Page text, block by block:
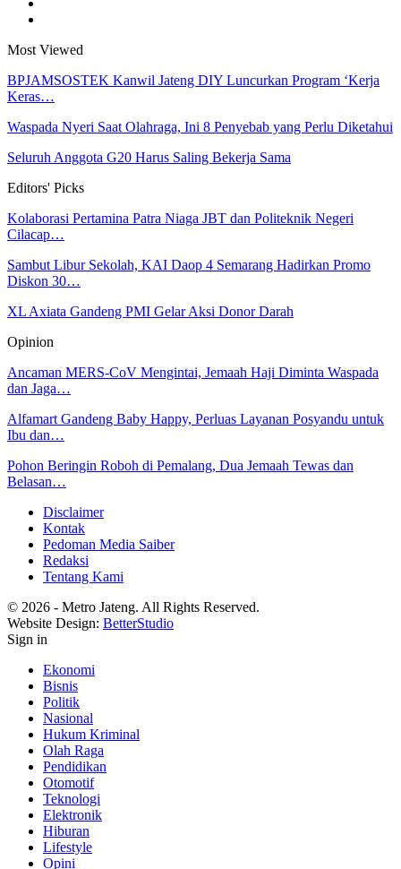
Most Viewed
BPJAMSOSTEK Kanwil Jateng DIY Luncurkan Program ‘Kerja
Keras…
Waspada Nyeri Saat Olahraga, Ini 8 Penyebab yang Perlu Diketahui
Seluruh Anggota G20 Harus Saling Bekerja Sama
Editors' Picks
Kolaborasi Pertamina Patra Niaga JBT dan Politeknik Negeri
Cilacap…
Sambut Libur Sekolah, KAI Daop 4 Semarang Hadirkan Promo
Diskon 30…
XL Axiata Gandeng PMI Gelar Aksi Donor Darah
Opinion
Ancaman MERS-CoV Mengintai, Jemaah Haji Diminta Waspada
dan Jaga…
Alfamart Gandeng Baby Happy, Perluas Layanan Posyandu untuk
Ibu dan…
Pohon Beringin Roboh di Pemalang, Dua Jemaah Tewas dan
Belasan…
Disclaimer
Kontak
Pedoman Media Saiber
Redaksi
Tentang Kami
© 2026 - Metro Jateng. All Rights Reserved.
Website Design: BetterStudio
Sign in
Ekonomi
Bisnis
Politik
Nasional
Hukum Kriminal
Olah Raga
Pendidikan
Otomotif
Teknologi
Elektronik
Hiburan
Lifestyle
Opini